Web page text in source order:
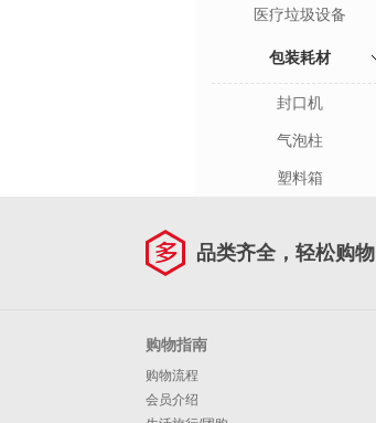
医疗垃圾设备
包装耗材
封口机
气泡柱
塑料箱
品类齐全，轻松购物
购物指南
购物流程
会员介绍